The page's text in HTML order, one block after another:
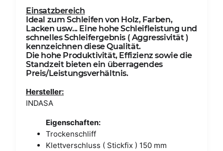
Einsatzbereich
Ideal zum Schleifen von Holz, Farben,
Lacken usw... Eine hohe Schleifleistung und
schnelles Schleifergebnis ( Aggressivität )
kennzeichnen diese Qualität.
Die hohe Produktivität, Effizienz sowie die
Standzeit bieten ein überragendes
Preis/Leistungsverhältnis.
Hersteller:
INDASA
Eigenschaften:
Trockenschliff
Klettverschluss ( Stickfix ) 150 mm